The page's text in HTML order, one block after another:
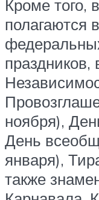
Кроме того,
полагаются
праздников,
ноября),
День
января),
также